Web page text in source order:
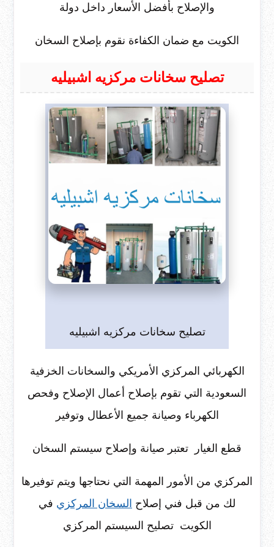
والإصلاح بأفضل الأسعار داخل دولة
الكويت مع ضمان الكفاءة نقوم بإصلاح السخان
تصليح سخانات مركزيه اشبيليه
تصليح سخانات مركزيه اشبيليه
الكهربائي المركزي الأمريكي والسخانات الخزفية
السعودية التي تقوم بإصلاح أعمال الإصلاح وفحص
الكهرباء وصيانة جميع الأعطال وتوفير
قطع الغيار تعتبر صيانة وإصلاح سيستم السخان
المركزي من الأمور المهمة التي نحتاجها ويتم توفيرها
لك من قبل فني إصلاح السخان المركزي في
الكويت تصليح السيستم المركزي